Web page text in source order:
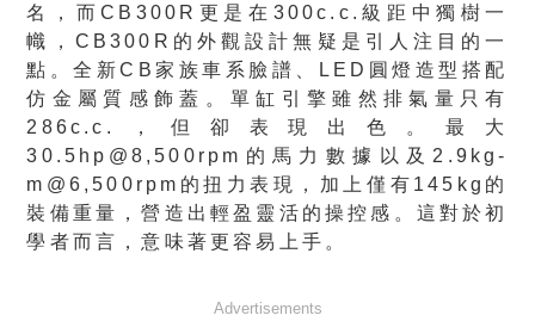
名，而CB300R更是在300c.c.級距中獨樹一
幟，CB300R的外觀設計無疑是引人注目的一
點。全新CB家族車系臉譜、LED圓燈造型搭配
仿金屬質感飾蓋。單缸引擎雖然排氣量只有
286c.c.，但卻表現出色。最大
30.5hp@8,500rpm的馬力數據以及2.9kg-
m@6,500rpm的扭力表現，加上僅有145kg的
裝備重量，營造出輕盈靈活的操控感。這對於初
學者而言，意味著更容易上手。
Advertisements